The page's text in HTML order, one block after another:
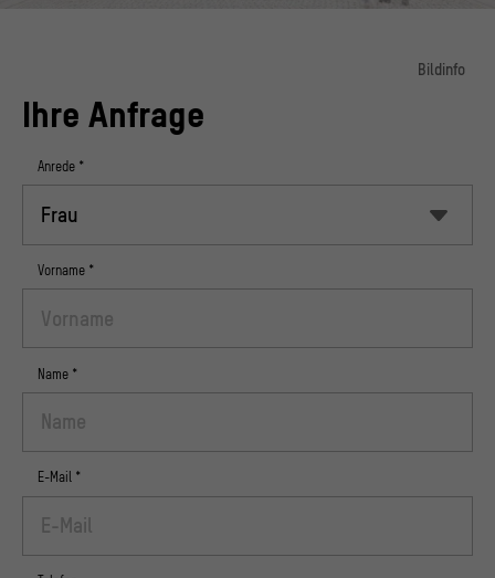
Bildinfo
© Stiftung Humboldt Forum im Berliner Schloss / Foto: Alexander Schippel
Ihre Anfrage
Anrede *
Vorname *
Name *
E-Mail *